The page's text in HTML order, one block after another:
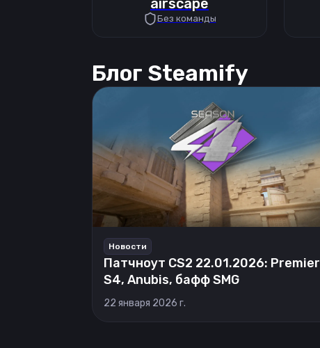
airscape
Без команды
Блог Steamify
Новости
Патчноут CS2 22.01.2026: Premier
S4, Anubis, бафф SMG
22 января 2026 г.